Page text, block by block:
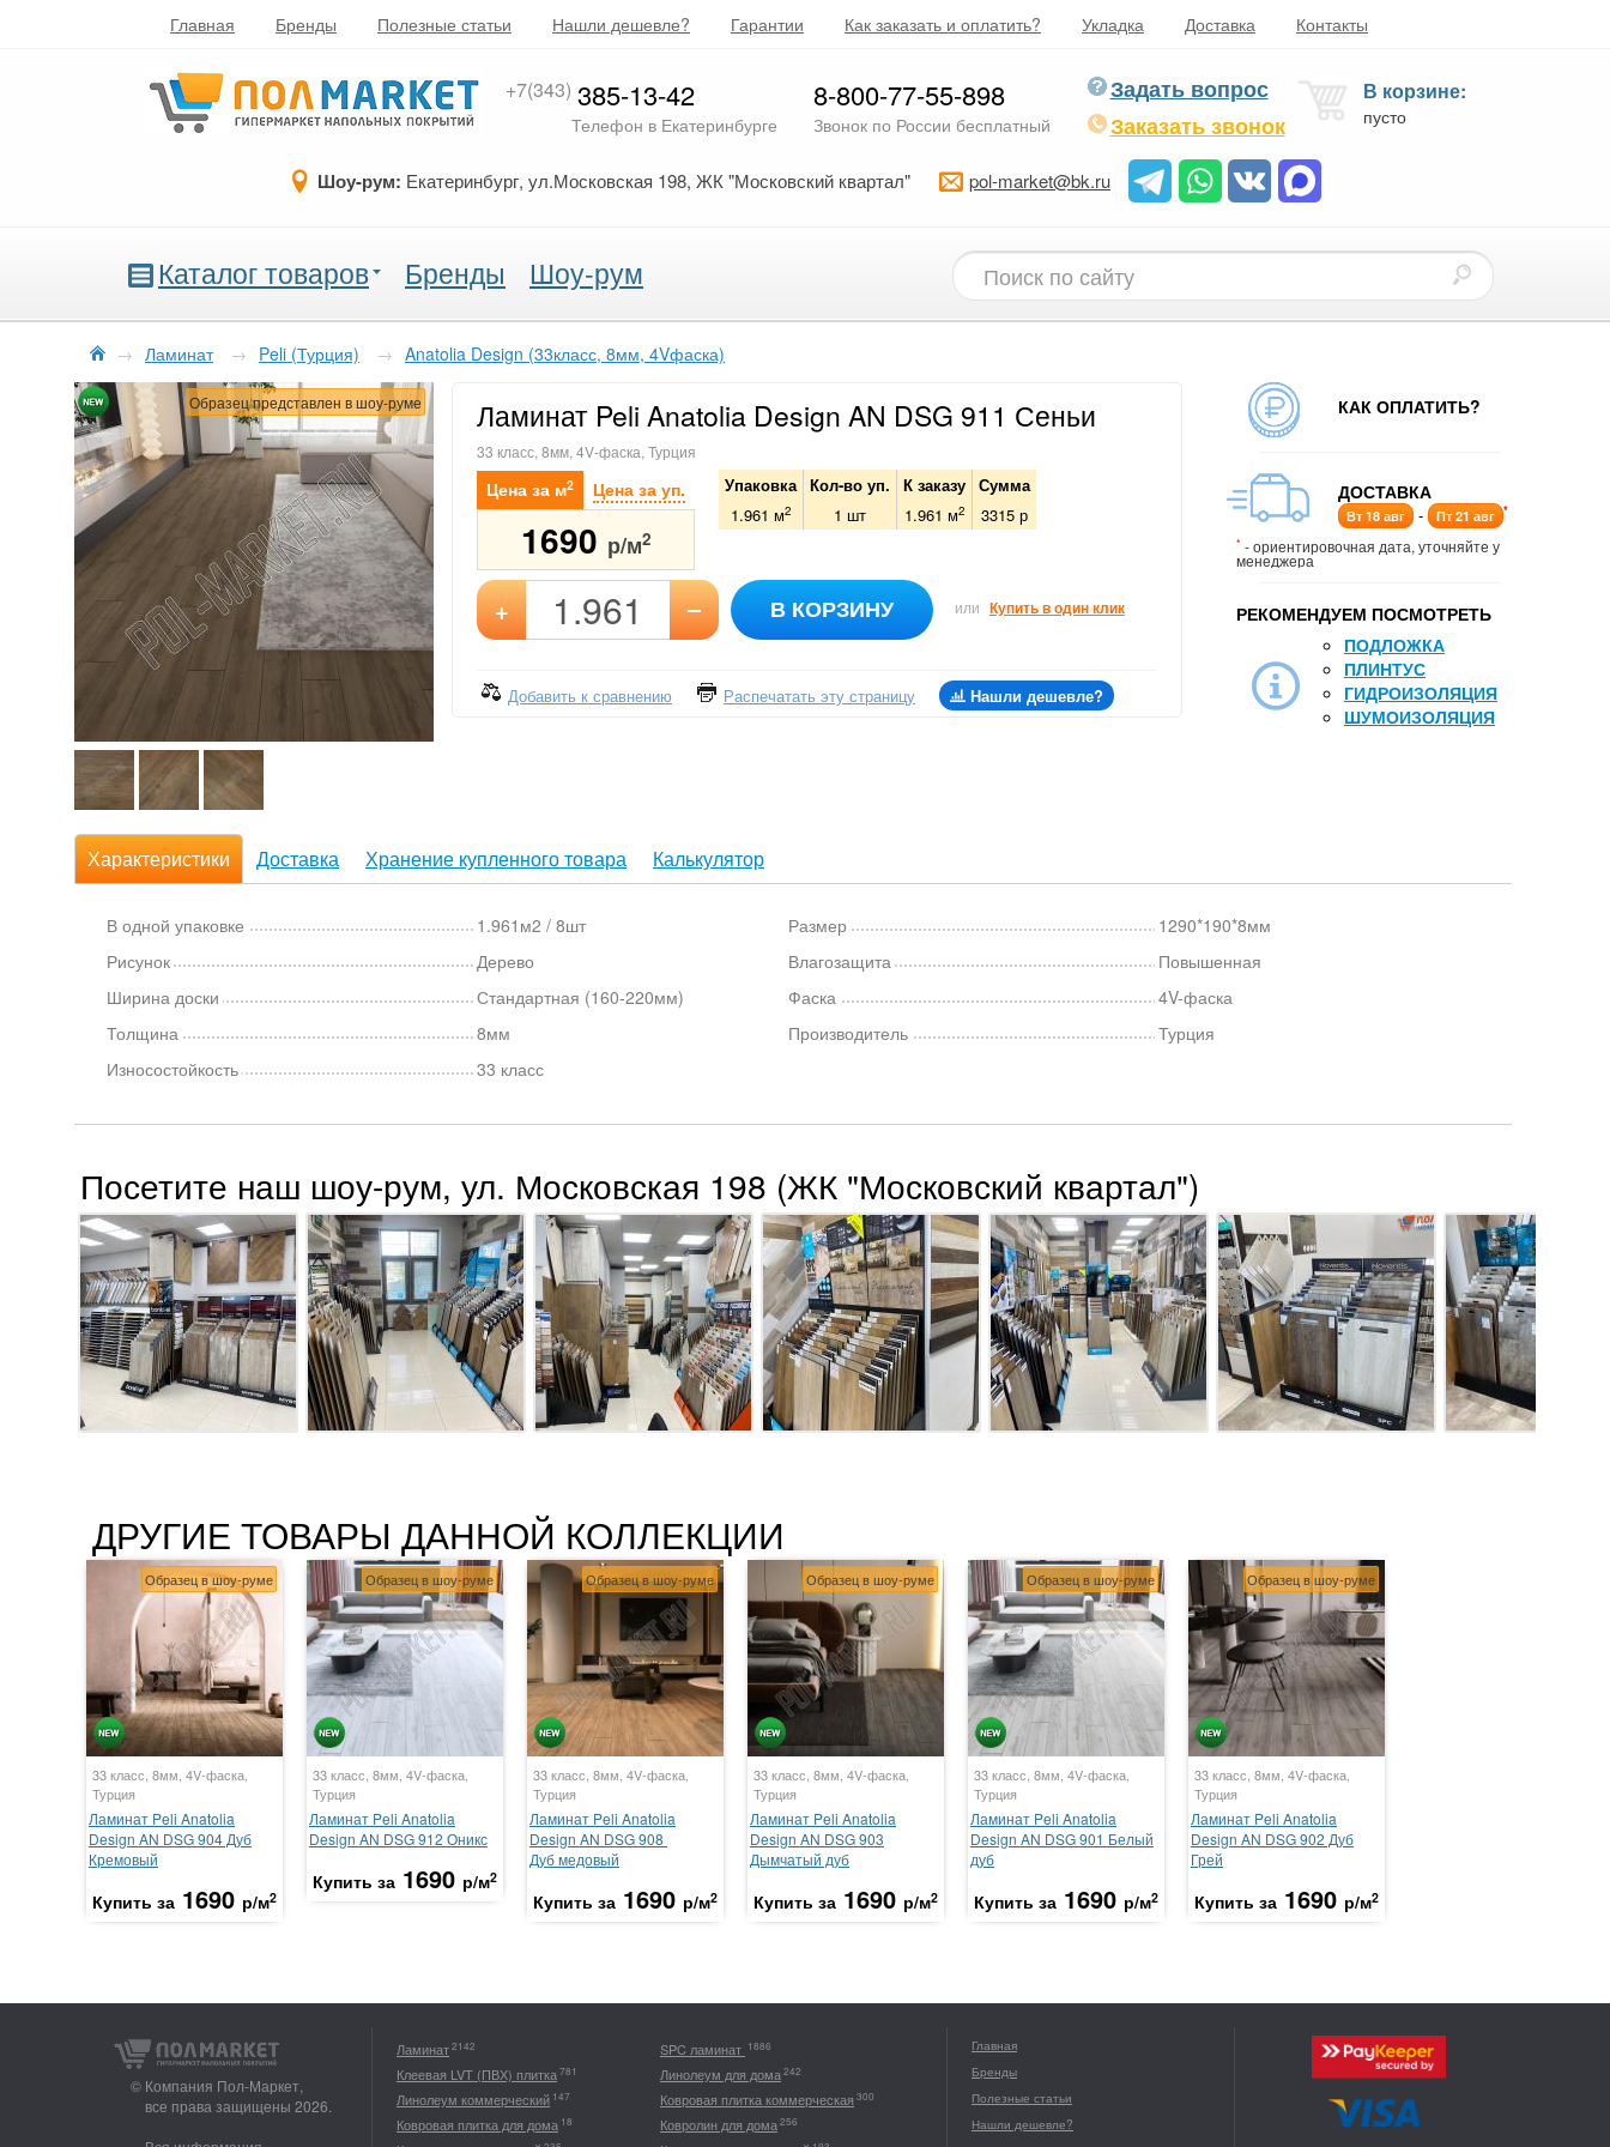
Главная Бренды Полезные статьи Нашли дешевле? Гарантии Как заказать и оплатить? Укладка Доставка Контакты
+7(343) 385-13-42
Телефон в Екатеринбурге
8-800-77-55-898
Звонок по России бесплатный
Задать вопрос
Заказать звонок
В корзине:
пусто
Шоу-рум: Екатеринбург, ул.Московская 198, ЖК "Московский квартал" pol-market@bk.ru
Каталог товаров Бренды Шоу-рум
→ Ламинат → Peli (Турция) → Anatolia Design (33класс, 8мм, 4Vфаска)
Образец представлен в шоу-руме Ламинат Peli Anatolia Design AN DSG 911 Сеньи
33 класс, 8мм, 4V-фаска, Турция
Цена за м2 Цена за уп.
1690 р/м2
Упаковка Кол-во уп. К заказу Сумма
1.961 м2 1 шт 1.961 м2 3315 р
+ – В КОРЗИНУ или Купить в один клик
Добавить к сравнению Распечатать эту страницу Нашли дешевле?
КАК ОПЛАТИТЬ?
ДОСТАВКА
Вт 18 авг - Пт 21 авг *
* - ориентировочная дата, уточняйте у
менеджера
РЕКОМЕНДУЕМ ПОСМОТРЕТЬ
ПОДЛОЖКА
ПЛИНТУС
ГИДРОИЗОЛЯЦИЯ
ШУМОИЗОЛЯЦИЯ
Характеристики Доставка Хранение купленного товара Калькулятор
В одной упаковке
1.961м2 / 8шт
Рисунок
Дерево
Ширина доски
Стандартная (160-220мм)
Толщина
8мм
Износостойкость
33 класс
Размер
1290*190*8мм
Влагозащита
Повышенная
Фаска
4V-фаска
Производитель
Турция
Посетите наш шоу-рум, ул. Московская 198 (ЖК "Московский квартал")
ДРУГИЕ ТОВАРЫ ДАННОЙ КОЛЛЕКЦИИ
Образец в шоу-руме
33 класс, 8мм, 4V-фаска,
Турция
Ламинат Peli Anatolia
Design AN DSG 904 Дуб
Кремовый
Купить за 1690 р/м2
Образец в шоу-руме
33 класс, 8мм, 4V-фаска,
Турция
Ламинат Peli Anatolia
Design AN DSG 912 Оникс
Купить за 1690 р/м2
Образец в шоу-руме
33 класс, 8мм, 4V-фаска,
Турция
Ламинат Peli Anatolia
Design AN DSG 908
Дуб медовый
Купить за 1690 р/м2
Образец в шоу-руме
33 класс, 8мм, 4V-фаска,
Турция
Ламинат Peli Anatolia
Design AN DSG 903
Дымчатый дуб
Купить за 1690 р/м2
Образец в шоу-руме
33 класс, 8мм, 4V-фаска,
Турция
Ламинат Peli Anatolia
Design AN DSG 901 Белый
дуб
Купить за 1690 р/м2
Образец в шоу-руме
33 класс, 8мм, 4V-фаска,
Турция
Ламинат Peli Anatolia
Design AN DSG 902 Дуб
Грей
Купить за 1690 р/м2
© Компания Пол-Маркет,
все права защищены 2026.
Ламинат2142 SPC ламинат 1886
Клеевая LVT (ПВХ) плитка781 Линолеум для дома242
Линолеум коммерческий 147 Ковровая плитка коммерческая 300
Ковровая плитка для дома 18 Ковролин для дома256
Главная
Бренды
Полезные статьи
Нашли дешевле?